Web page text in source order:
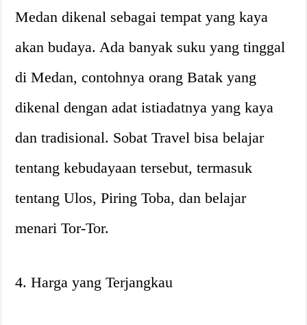
Medan dikenal sebagai tempat yang kaya
akan budaya. Ada banyak suku yang tinggal
di Medan, contohnya orang Batak yang
dikenal dengan adat istiadatnya yang kaya
dan tradisional. Sobat Travel bisa belajar
tentang kebudayaan tersebut, termasuk
tentang Ulos, Piring Toba, dan belajar
menari Tor-Tor.
4. Harga yang Terjangkau